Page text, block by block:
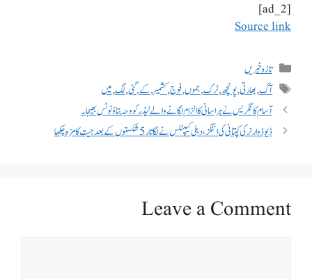
[ad_2]
Source link
تازہ خبریں
آگ,بھارتی,پونچھ,ٹرک,جموں,فوج,کشمیر,کے,گئی,لگ,میں
آسام کانگریس نے ہراسانی کا الزام لگانے والے لیڈر کو وجہ بتاؤ نوٹس بھیجا۔
ڈیوڈ وارنر کی کپتانی کی اننگز، دہلی کیپٹلس نے لگاتار 5 شکستوں کے بعد جیت کا مزہ چکھا
Leave a Comment